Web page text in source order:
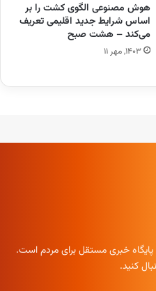
هوش مصنوعی الگوی کشت را بر
اساس شرایط جدید اقلیمی تعریف
می‌کند – هشت صبح
۱۴۰۳, مهر ۱۱
خبری مستقل برای مردم است.
کنید.